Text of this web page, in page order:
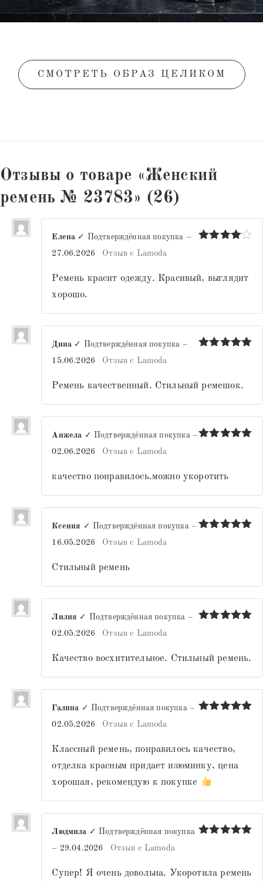
СМОТРЕТЬ ОБРАЗ ЦЕЛИКОМ
Отзывы о товаре «Женский
ремень № 23783» (26)
Елена ✓ Подтверждённая покупка –
27.06.2026
Отзыв с Lamoda
Ремень красит одежду. Красивый, выглядит
хорошо.
Дина ✓ Подтверждённая покупка –
15.06.2026
Отзыв с Lamoda
Ремень качественный. Стильный ремешок.
Анжела ✓ Подтверждённая покупка –
02.06.2026
Отзыв с Lamoda
качество понравилось.можно укоротить
Ксения ✓ Подтверждённая покупка –
16.05.2026
Отзыв с Lamoda
Стильный ремень
Лилия ✓ Подтверждённая покупка –
02.05.2026
Отзыв с Lamoda
Качество восхитительное. Стильный ремень.
Галина ✓ Подтверждённая покупка –
02.05.2026
Отзыв с Lamoda
Классный ремень, понравилось качество,
отделка красным придает изюминку, цена
хорошая, рекомендую к покупке
Людмила ✓ Подтверждённая покупка
– 29.04.2026 Отзыв с Lamoda
Супер! Я очень довольна. Укоротила ремень